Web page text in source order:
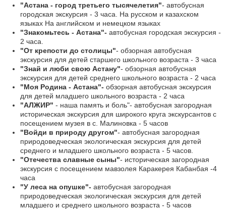
"Астана - город третьего тысячелетия"- автобусная
городская экскурсия - 3 часа. На русском и казахском
языках На английском и немецком языках
"Знакомьтесь - Астана"- автобусная городская экскурсия -
2 часа.
"От крепости до столицы"- обзорная автобусная
экскурсия для детей старшего школьного возраста - 3 часа
"Знай и люби свою Астану"- обзорная автобусная
экскурсия для детей среднего школьного возраста - 2 часа
"Моя Родина - Астана"- обзорная автобусная экскурсия
для детей младшего школьного возраста - 2 часа
"АЛЖИР" - наша память и боль"- автобусная загородная
историческая экскурсия для широкого круга экскурсантов с
посещением музея в с. Малиновка - 5 часов
"Войди в природу другом"- автобусная загородная
природоведческая экологическая экскурсия для детей
среднего и младшего школьного возраста - 5 часов.
"Отечества славные сыны"- историческая загородная
экскурсия с посещением мавзолея Каракерея Кабанбая -4
часа
"У леса на опушке"- автобусная загородная
природоведческая экологическая экскурсия для детей
младшего и среднего школьного возраста - 5 часов